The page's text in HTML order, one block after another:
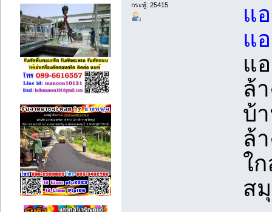
กระทู้: 25415
แ
แ
แ
ล้
บ้
ล้
ใ
ส